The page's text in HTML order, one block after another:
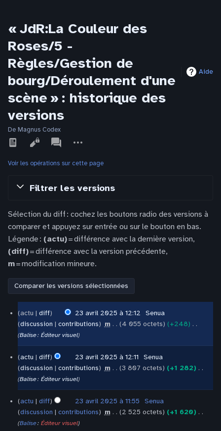
« JdR:La Couleur des
Roses/5 -
Règles/Gestion de
bourg/Déroulement d'une
scène » : historique des
versions
Aide
De Magnus Codex
Affichages
associated-
pages
actions
Voir les opérations sur cette page
Filtrer les versions
Sélection du diff : cochez les boutons radio des versions à
comparer et appuyez sur entrée ou sur le bouton en bas.
Légende : (actu)= différence avec la dernière version,
(diff)= différence avec la version précédente,
m= modification mineure.
avril
2025
actu diff 23 avril 2025 à 12:12
Senua
discussion
contributions m 4 055 octets +248
A
u
c
u
n
r
é
s
u
Balise: Éditeur visuel
actu diff 23 avril 2025 à 12:11
Senua
discussion
contributions m 3 807 octets +1 282
A
u
c
u
n
Balise: Éditeur visuel
actu diff 23 avril 2025 à 11:55
Senua
discussion
contributions m 2 525 octets +1 620
ABalise: Éditeur visuel